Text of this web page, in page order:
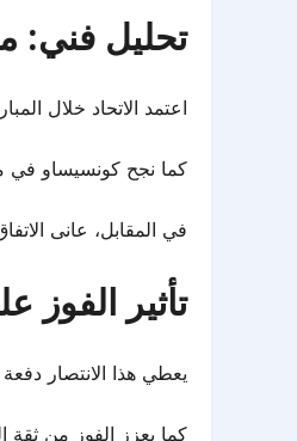
تحليل فني:
اعتمد الاتحاد خلال
كما نجح كونسيساو في
في المقابل، عانى
تأثير الفوز
يعطي هذا الانتصار
كما يعزز الفوز من ثقة